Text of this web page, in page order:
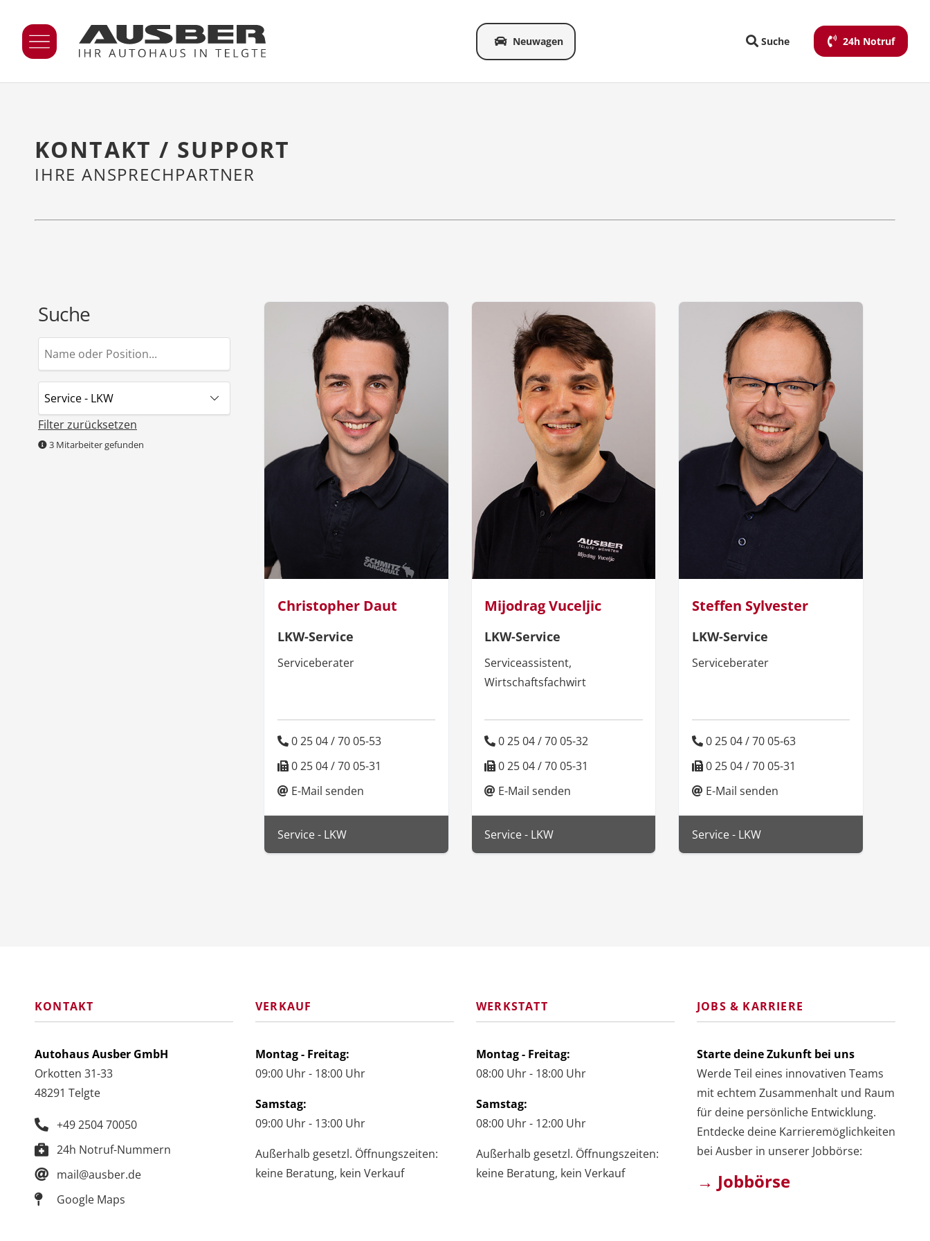
Neuwagen Suche 24h Notruf
KONTAKT / SUPPORT
IHRE ANSPRECHPARTNER
Suche
Filter zurücksetzen
3 Mitarbeiter gefunden
Christopher Daut
LKW-Service
Serviceberater
0 25 04 / 70 05-53
0 25 04 / 70 05-31
E-Mail senden
Service - LKW
Mijodrag Vuceljic
LKW-Service
Serviceassistent,
Wirtschaftsfachwirt
0 25 04 / 70 05-32
0 25 04 / 70 05-31
E-Mail senden
Service - LKW
Steffen Sylvester
LKW-Service
Serviceberater
0 25 04 / 70 05-63
0 25 04 / 70 05-31
E-Mail senden
Service - LKW
KONTAKT
Autohaus Ausber GmbH
Orkotten 31-33
48291 Telgte
+49 2504 70050
24h Notruf-Nummern
mail@ausber.de
Google Maps
VERKAUF
Montag - Freitag:
09:00 Uhr - 18:00 Uhr
Samstag:
09:00 Uhr - 13:00 Uhr
Außerhalb gesetzl. Öffnungszeiten:
keine Beratung, kein Verkauf
WERKSTATT
Montag - Freitag:
08:00 Uhr - 18:00 Uhr
Samstag:
08:00 Uhr - 12:00 Uhr
Außerhalb gesetzl. Öffnungszeiten:
keine Beratung, kein Verkauf
JOBS & KARRIERE
Starte deine Zukunft bei uns
Werde Teil eines innovativen Teams
mit echtem Zusammenhalt und Raum
für deine persönliche Entwicklung.
Entdecke deine Karrieremöglichkeiten
bei Ausber in unserer Jobbörse:
→ Jobbörse